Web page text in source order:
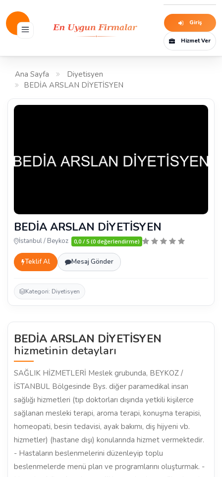
Giriş
Hizmet Ver
Ana Sayfa
Diyetisyen
BEDİA ARSLAN DİYETİSYEN
BEDİA ARSLAN DİYETİSYEN
İstanbul / Beykoz 0,0 / 5 (0 değerlendirme)
Teklif Al Mesaj Gönder
Kategori: Diyetisyen
BEDİA ARSLAN DİYETİSYEN
hizmetinin detayları
SAĞLIK HİZMETLERİ Meslek grubunda, BEYKOZ /
İSTANBUL Bölgesinde Bys. diğer paramedikal insan
sağlığı hizmetleri (tıp doktorları dışında yetkili kişilerce
sağlanan mesleki terapi, aroma terapi, konuşma terapisi,
homeopati, besin tedavisi, ayak bakımı, diş hijyeni vb.
hizmetler) (hastane dışı) konularında hizmet vermektedir.
- Hastaların beslenmelerini düzenleyip toplu
beslenmelerde menü plan ve programlarını oluşturmak. -